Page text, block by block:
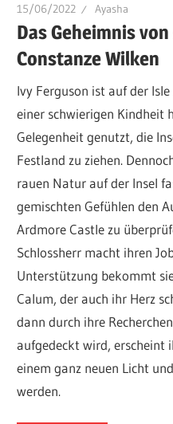
15/06/2022 Ayasha
Das Geheimnis
Constanze Wilken
Ivy Ferguson ist auf der
einer schwierigen Kindheit
Gelegenheit genutzt, die
Festland zu ziehen.
rauen Natur auf der Insel
gemischten Gefühlen den
Ardmore Castle zu
Schlossherr macht ihren
Unterstützung bekommt
Calum, der auch ihr Herz
dann durch ihre
aufgedeckt wird, erscheint
einem ganz neuen Licht
werden.